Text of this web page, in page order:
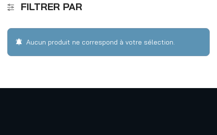
FILTRER PAR
Aucun produit ne correspond à votre sélection.